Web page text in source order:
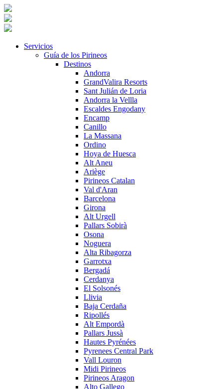
Servicios
Guía de los Pirineos
Destinos
Andorra
GrandValira Resorts
Sant Julián de Loria
Andorra la Vellla
Escaldes Engodany
Encamp
Canillo
La Massana
Ordino
Hoya de Huesca
Alt Aneu
Ariège
Pirineos Catalan
Val d'Aran
Barcelona
Girona
Alt Urgell
Pallars Sobirà
Osona
Noguera
Alta Ribagorza
Garrotxa
Bergadá
Cerdanya
El Solsonés
Llivia
Baja Cerdaña
Ripollés
Alt Empordà
Pallars Jussà
Hautes Pyrénées
Pyrenees Central Park
Vall Louron
Midi Pirineos
Pirineos Aragon
Alto Gallego